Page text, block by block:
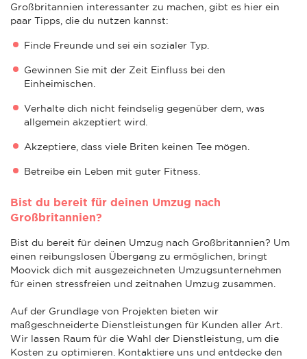
Großbritannien interessanter zu machen, gibt es hier ein
paar Tipps, die du nutzen kannst:
Finde Freunde und sei ein sozialer Typ.
Gewinnen Sie mit der Zeit Einfluss bei den
Einheimischen.
Verhalte dich nicht feindselig gegenüber dem, was
allgemein akzeptiert wird.
Akzeptiere, dass viele Briten keinen Tee mögen.
Betreibe ein Leben mit guter Fitness.
Bist du bereit für deinen Umzug nach
Großbritannien?
Bist du bereit für deinen Umzug nach Großbritannien? Um
einen reibungslosen Übergang zu ermöglichen, bringt
Moovick dich mit ausgezeichneten Umzugsunternehmen
für einen stressfreien und zeitnahen Umzug zusammen.
Auf der Grundlage von Projekten bieten wir
maßgeschneiderte Dienstleistungen für Kunden aller Art.
Wir lassen Raum für die Wahl der Dienstleistung, um die
Kosten zu optimieren. Kontaktiere uns und entdecke den